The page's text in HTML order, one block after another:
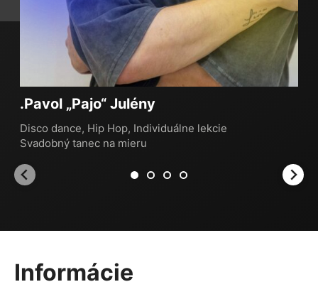
.Pavol „Pajo“ Julény
Disco dance, Hip Hop, Individuálne lekcie
Svadobný tanec na mieru
Informácie